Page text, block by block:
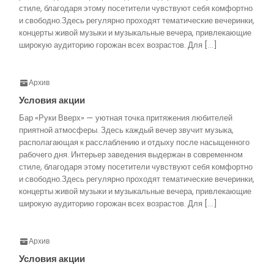
стиле, благодаря этому посетители чувствуют себя комфортно
и свободно.Здесь регулярно проходят тематические вечеринки,
концерты живой музыки и музыкальные вечера, привлекающие
широкую аудиторию горожан всех возрастов. Для […]
Архив
Условия акции
Бар «Руки Вверх» — уютная точка притяжения любителей
приятной атмосферы. Здесь каждый вечер звучит музыка,
располагающая к расслаблению и отдыху после насыщенного
рабочего дня. Интерьер заведения выдержан в современном
стиле, благодаря этому посетители чувствуют себя комфортно
и свободно.Здесь регулярно проходят тематические вечеринки,
концерты живой музыки и музыкальные вечера, привлекающие
широкую аудиторию горожан всех возрастов. Для […]
Архив
Условия акции